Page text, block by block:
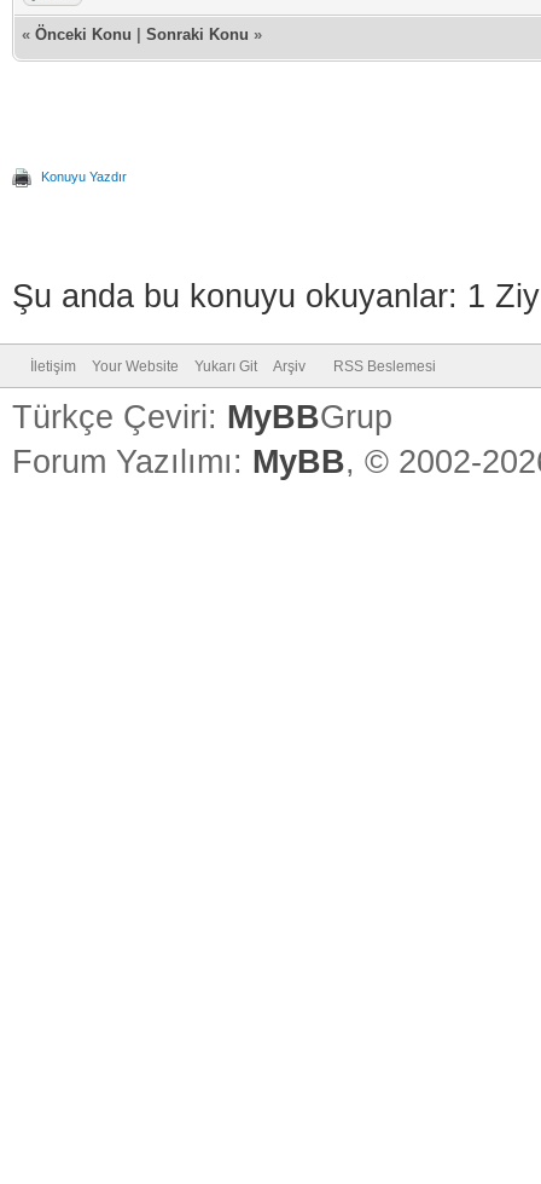
« Önceki Konu Sonraki Konu »
Konuyu Yazdır
Şu anda bu konuyu okuyanlar: 1
İletişim Your Website Yukarı Git Arşiv RSS Beslemesi
Türkçe Çeviri: MyBBGrup
Forum Yazılımı: MyBB, © 2002-